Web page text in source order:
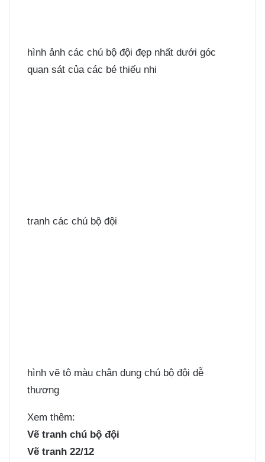
hình ảnh các chú bộ đội đẹp nhất dưới góc
quan sát của các bé thiếu nhi
tranh các chú bộ đội
hình vẽ tô màu chân dung chú bộ đội dễ
thương
Xem thêm:
Vẽ tranh chú bộ đội
Vẽ tranh 22/12